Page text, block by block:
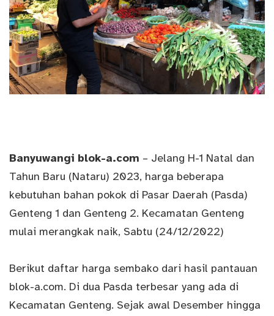
Banyuwangi blok-a.com – Jelang H-1 Natal dan
Tahun Baru (Nataru) 2023, harga beberapa
kebutuhan bahan pokok di Pasar Daerah (Pasda)
Genteng 1 dan Genteng 2. Kecamatan Genteng
mulai merangkak naik, Sabtu (24/12/2022)
Berikut daftar harga sembako dari hasil pantauan
blok-a.com. Di dua Pasda terbesar yang ada di
Kecamatan Genteng. Sejak awal Desember hingga